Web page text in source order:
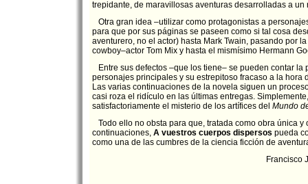
trepidante, de maravillosas aventuras desarrolladas a un
Otra gran idea –utilizar como protagonistas a
para que por sus páginas se paseen como si tal cosa
aventurero, no el actor) hasta Mark Twain, pasando por
cowboy–actor Tom Mix y hasta el mismísimo Hermann
Entre sus defectos –que los tiene– se pueden contar la
personajes principales y su estrepitoso fracaso a la hora
Las varias continuaciones de la novela siguen un
casi roza el ridículo en las últimas entregas.
satisfactoriamente el misterio de los artífices del Mundo
Todo ello no obsta para que, tratada como obra única y
continuaciones, A vuestros cuerpos dispersos pueda
como una de las cumbres de la ciencia ficción de
Francisco